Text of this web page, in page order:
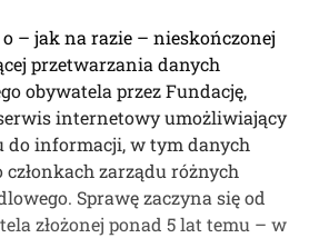
– jak na razie – nieskończonej
przetwarzania danych
obywatela przez Fundację,
internetowy umożliwiający
do informacji, w tym danych
zarządu różnych
Sprawę zaczyna się od
złożonej ponad 5 lat temu – w